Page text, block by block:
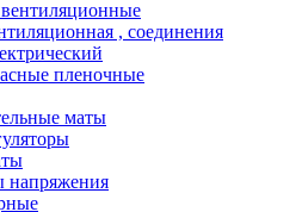
, соединения
пленочные
маты
напряжения